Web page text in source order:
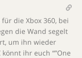
die Xbox 360, bei
die Wand segelt
um ihn wieder
ihr euch “”One